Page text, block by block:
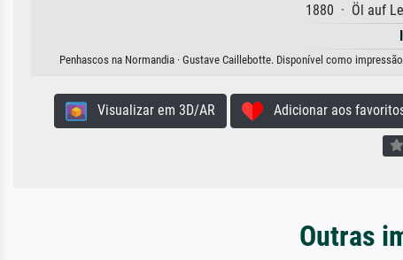
1880 · Öl auf
Penhascos na Normandia · Gustave Caillebotte. Disponível como
Visualizar em 3D/AR Adicionar aos
Outras